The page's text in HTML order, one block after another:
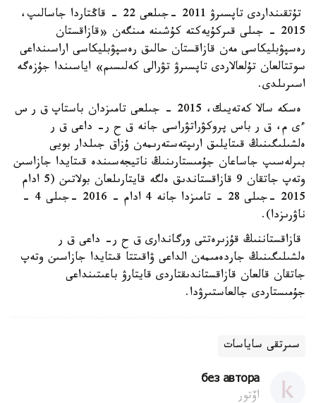
تۇتقىنداردى تاپسىرۋ 2011 -جىلعى 22 - قاڭتاردا جاسالىپ،
2015 - جىلى قىركۇيەكتە كۇشىنە مىنگەن «قازاقستان
رەسپۋبليكاسى مەن قازاقستان حالىق رەسپۋبليكاسى اراسىنداعى
سوتتالعان تۇلعالاردى تاپسىرۋ تۋرالى كەلىسىم» اياسىندا جۇزەگە
اسىرىلدى.
ەسكە سالا كەتەيىك، 2015 - جىلعى تامىزدان باستاپ ق ر س
ءى م، ق ر باس پروكۋراتۋراسى جانە ق ح ر- داعى ق ر
ەلشىلىگىنىڭ قىتايلىق ارىپتەستەرىمەن ۇزاق جىلدار بويى
بىرلەسىپ جاساعان جۇمىستارىنىڭ ناتيجەسىندە قىتايدا جازاسىن
وتەپ جاتقان 9 قازاقستاندىق ەلگە قايتارىلعان بولاتىن (5 ادام
2015 -جىلى 28 - تامىزدا جانە 4 ادام - 2016 -جىلى 4 -
ناۋرىزدا).
قازاقستاننىڭ قۇزىرەتتى ورگاندارى ق ح ر- داعى ق ر
ەلشىلىگىنىڭ جاردەمىمەن الداعى ۋاقىتتا قىتايدا جازاسىن وتەپ
جاتقان قالعان قازاقستاندىقتاردى قايتارۋ باعىتىنداعى
جۇمىستاردى جالعاستىرۋدا.
سىرتقى ساياسات
без автора
اۆتور